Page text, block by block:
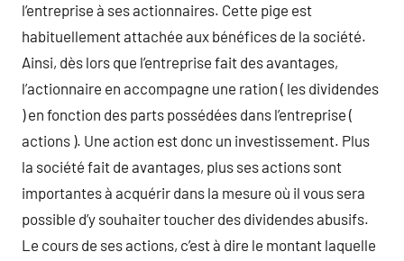
l’entreprise à ses actionnaires. Cette pige est
habituellement attachée aux bénéfices de la société.
Ainsi, dès lors que l’entreprise fait des avantages,
l’actionnaire en accompagne une ration ( les dividendes
) en fonction des parts possédées dans l’entreprise (
actions ). Une action est donc un investissement. Plus
la société fait de avantages, plus ses actions sont
importantes à acquérir dans la mesure où il vous sera
possible d’y souhaiter toucher des dividendes abusifs.
Le cours de ses actions, c’est à dire le montant laquelle